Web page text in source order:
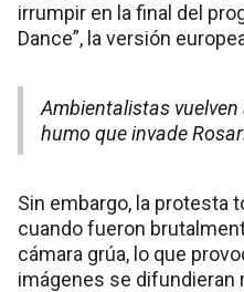
irrumpir en la final del
Dance”, la versión
Ambientalistas
humo que invade
Sin embargo, la protesta
cuando fueron
cámara grúa, lo que
imágenes se difundieran